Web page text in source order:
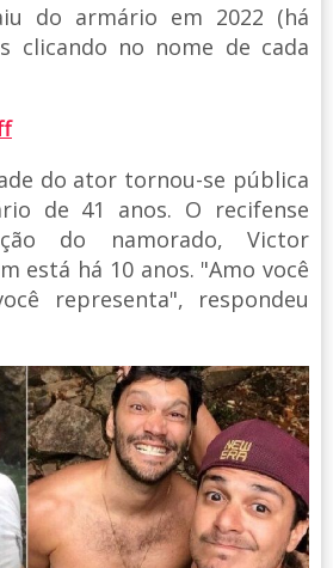
do armário em 2022 (há
clicando no nome de cada
do ator tornou-se pública
de 41 anos. O recifense
do namorado, Victor
está há 10 anos. "Amo você
representa", respondeu